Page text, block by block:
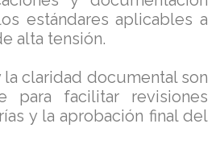
estándares aplicables a
alta tensión.
la claridad documental son
para facilitar revisiones
y la aprobación final del